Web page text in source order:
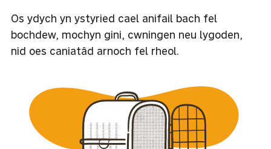
Os ydych yn ystyried cael anifail bach fel
bochdew, mochyn gini, cwningen neu lygoden,
nid oes caniatâd arnoch fel rheol.